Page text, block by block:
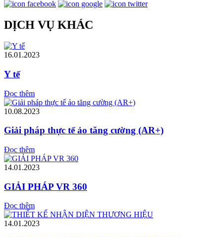
DỊCH VỤ KHÁC
16.01.2023
Y tế
Đọc thêm
10.08.2023
Giải pháp thực tế ảo tăng cường (AR+)
Đọc thêm
14.01.2023
GIẢI PHÁP VR 360
Đọc thêm
14.01.2023